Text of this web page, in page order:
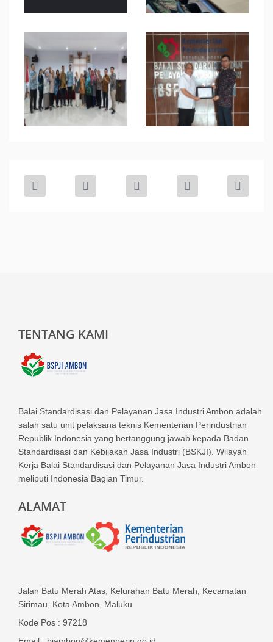
TENTANG KAMI
Balai Standardisasi dan Pelayanan Jasa Industri Ambon adalah
salah satu unit pelaksana teknis Kementerian Perindustrian
Republik Indonesia yang bertanggung jawab kepada Badan
Standardisasi dan Kebijakan Jasa Industri (BSKJI). Wilayah
Kerja Balai Standardisasi dan Pelayanan Jasa Industri Ambon
meliputi Indonesia Bagian Timur.
ALAMAT
Jalan Batu Merah Atas, Kelurahan Batu Merah, Kecamatan
Sirimau, Kota Ambon, Maluku
Kode Pos : 97218